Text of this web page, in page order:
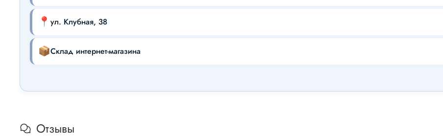
📍 ул. Клубная, 38
📦Склад интернет-магазина
Отзывы